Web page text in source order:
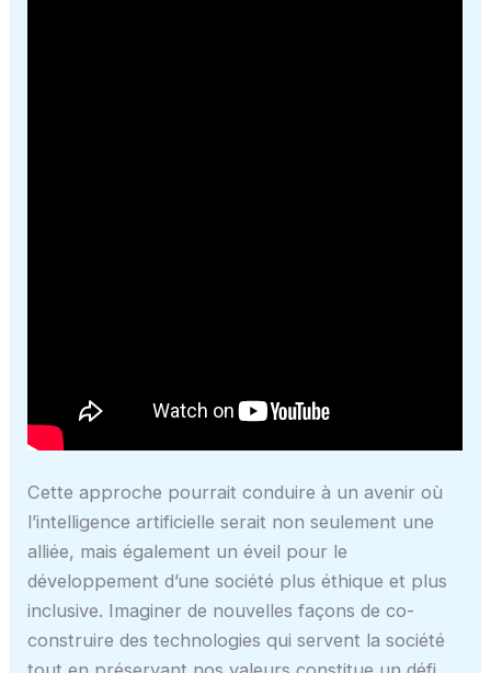
Cette approche pourrait conduire à un avenir où
l’intelligence artificielle serait non seulement une
alliée, mais également un éveil pour le
développement d’une société plus éthique et plus
inclusive. Imaginer de nouvelles façons de co-
construire des technologies qui servent la société